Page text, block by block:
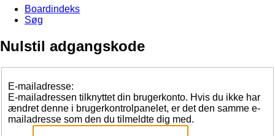
Boardindeks
Søg
Nulstil adgangskode
E-mailadresse:
E-mailadressen tilknyttet din brugerkonto. Hvis du ikke har
ændret denne i brugerkontrolpanelet, er det den samme e-
mailadresse som den du tilmeldte dig med.